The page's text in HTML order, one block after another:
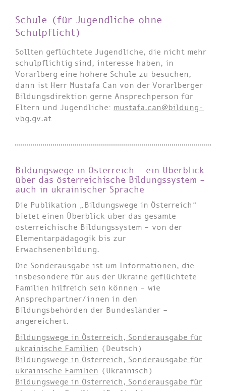
Schule (für Jugendliche ohne
Schulpflicht)
Sollten geflüchtete Jugendliche, die nicht mehr
schulpflichtig sind, interesse haben, in
Vorarlberg eine höhere Schule zu besuchen,
dann ist Herr Mustafa Can von der Vorarlberger
Bildungsdirektion gerne Ansprechperson für
Eltern und Jugendliche: mustafa.can@bildung-
vbg.gv.at
Bildungswege in Österreich – ein Überblick
über das österreichische Bildungssystem –
auch in ukrainischer Sprache
Die Publikation „Bildungswege in Österreich“
bietet einen Überblick über das gesamte
österreichische Bildungssystem – von der
Elementarpädagogik bis zur
Erwachsenenbildung.
Die Sonderausgabe ist um Informationen, die
insbesondere für aus der Ukraine geflüchtete
Familien hilfreich sein können – wie
Ansprechpartner/innen in den
Bildungsbehörden der Bundesländer –
angereichert.
Bildungswege in Österreich, Sonderausgabe für
ukrainische Familien (Deutsch)
Bildungswege in Österreich, Sonderausgabe für
ukrainische Familien (Ukrainisch)
Bildungswege in Österreich, Sonderausgabe für